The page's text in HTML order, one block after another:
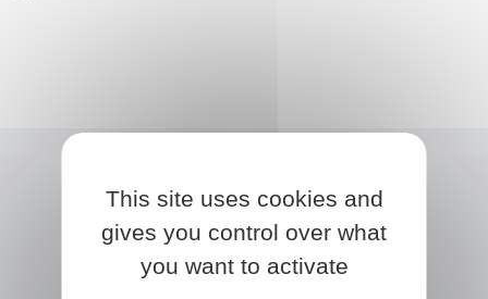
This site uses cookies and
gives you control over what
you want to activate